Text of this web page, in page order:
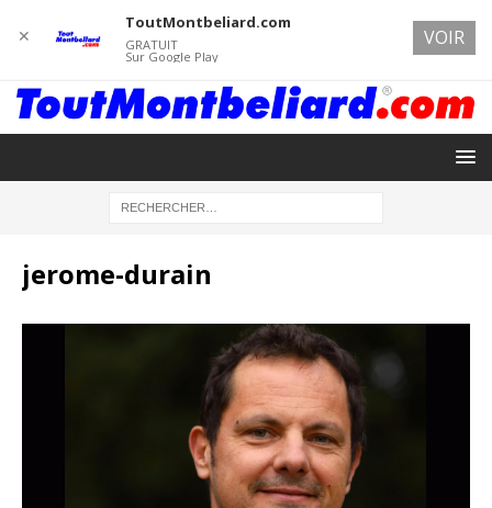
jerome-durain
✕
ToutMontbeliard.com
GRATUIT
Sur Google Play
VOIR